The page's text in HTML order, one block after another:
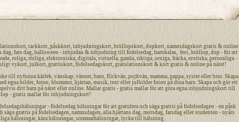
, tackkort, påskkort, inbjudningskort, bröllopskort, dopkort, namnsdagskort gratis& online
dag, fars dag, halloween - inbjudan & inbjudning till födelsedag, barnkalas, fest, bröllop, dop - för att
, roliga, rörliga, elektroniska, digitala, virtuella, gamla, riktiga, sexiga, fräcka, erotiska, personliga-
vykort, julkort, grattiskort, födelsedagskort, gratulationskort& kort gratis & online på nätet!
till nyfunna kärlek, vänskap, vänner, barn, flickvän, pojkvän, mamma, pappa, systereller bror. Skapa
egna bilder, foton, blommor, hjärtan, musik, text eller julbilder foton på dina barn. Skapa och gör ett
ditt barn på nätet eller online. Mallar gratis - gratis mallar för att göra egna inbjudningskort till
- gratis mallar för inbjudningskort!
- födelsedag hälsningar för att gratulera och säga grattis på födelsedagen - en påsk
säga grattis påfödelsedagen, namnsdagen, alla hjärtans dag, morsdag, farsdag eller studenten - nyårs
hälsningar, kära hälsningar, sommarhälsningar, lycka till hälsning.